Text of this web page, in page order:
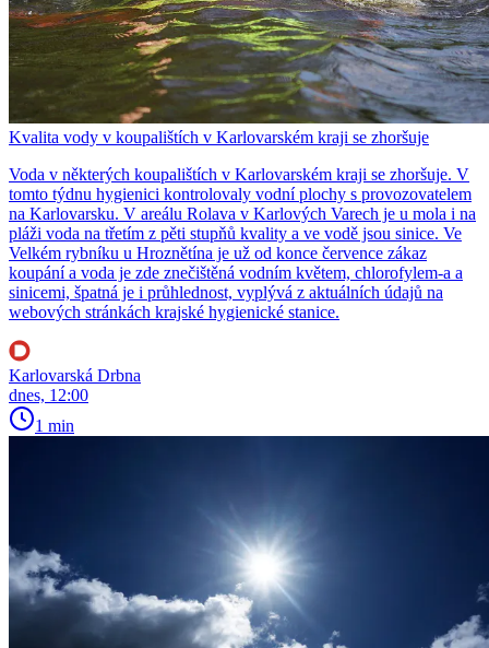
Kvalita vody v koupalištích v Karlovarském kraji se zhoršuje
Voda v některých koupalištích v Karlovarském kraji se zhoršuje. V
tomto týdnu hygienici kontrolovaly vodní plochy s provozovatelem
na Karlovarsku. V areálu Rolava v Karlových Varech je u mola i na
pláži voda na třetím z pěti stupňů kvality a ve vodě jsou sinice. Ve
Velkém rybníku u Hroznětína je už od konce července zákaz
koupání a voda je zde znečištěná vodním květem, chlorofylem-a a
sinicemi, špatná je i průhlednost, vyplývá z aktuálních údajů na
webových stránkách krajské hygienické stanice.
Karlovarská Drbna
dnes, 12:00
1 min